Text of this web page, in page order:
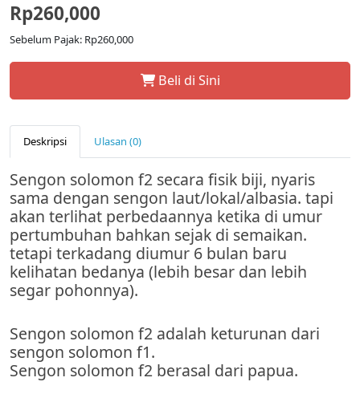
Rp260,000
Sebelum Pajak: Rp260,000
Beli di Sini
Deskripsi Ulasan (0)
Sengon solomon f2 secara fisik biji, nyaris
sama dengan sengon laut/lokal/albasia. tapi
akan terlihat perbedaannya ketika di umur
pertumbuhan bahkan sejak di semaikan.
tetapi terkadang diumur 6 bulan baru
kelihatan bedanya (lebih besar dan lebih
segar pohonnya).
Sengon solomon f2 adalah keturunan dari
sengon solomon f1.
Sengon solomon f2 berasal dari papua.